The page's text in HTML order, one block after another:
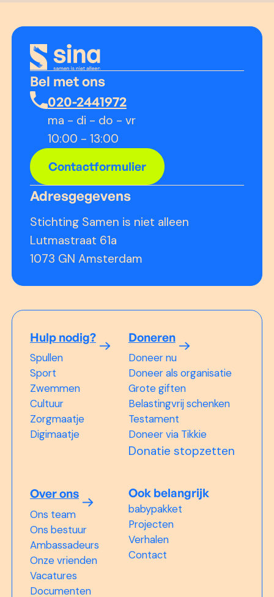
Bel met ons
020-2441972
ma - di - do - vr
10:00 - 13:00
Contactformulier
Adresgegevens
Stichting Samen is niet alleen
Lutmastraat 61a
1073 GN Amsterdam
Hulp nodig?
Spullen
Sport
Zwemmen
Cultuur
Zorgmaatje
Digimaatje
Doneren
Doneer nu
Doneer als organisatie
Grote giften
Belastingvrij schenken
Testament
Doneer via Tikkie
Donatie stopzetten
Over ons
Ons team
Ons bestuur
Ambassadeurs
Onze vrienden
Vacatures
Documenten
Ook belangrijk
babypakket
Projecten
Verhalen
Contact